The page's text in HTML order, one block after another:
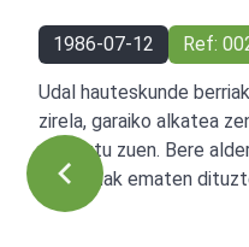
1986-07-12 Ref:
Udal hauteskunde
zirela, garaiko alkatea
aurkeztu zuen. Bere
azalpenak ematen